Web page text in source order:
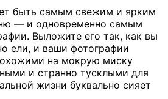
быть самым свежим и ярким
— и одновременно самым
Выложите его так, как вы
ели, и ваши фотографии
на мокрую миску
и странно тусклыми для
жизни буквально сияет